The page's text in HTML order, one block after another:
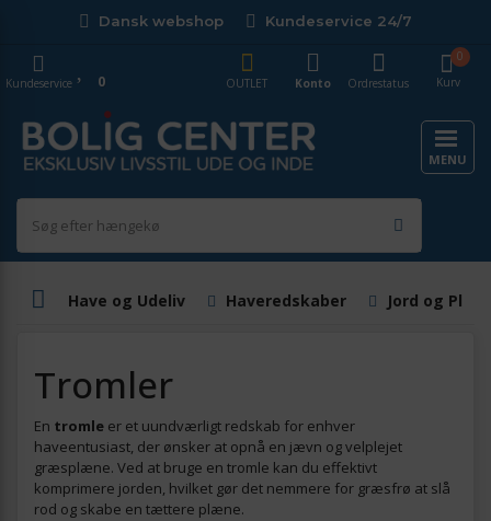
Dansk webshop Kundeservice 24/7
Kurv
0
OUTLET
Konto Ordrestatus
Kundeservice 0
MENU
Have og Udeliv Haveredskaber Jord og
Tromler
En tromle er et uundværligt redskab for enhver
haveentusiast, der ønsker at opnå en jævn og velplejet
græsplæne. Ved at bruge en tromle kan du effektivt
komprimere jorden, hvilket gør det nemmere for græsfrø at slå
rod og skabe en tættere plæne.